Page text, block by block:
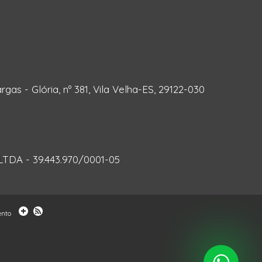
- Glória, nº 381, Vila Velha-ES, 29122-030
- 39.443.970/0001-05